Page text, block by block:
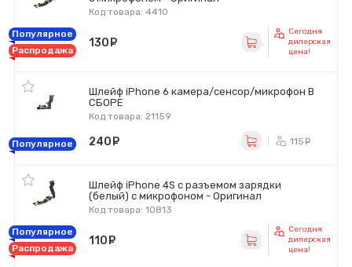
Код товара: 4410
Популярное
Распродажа
130
Сегодня
дилерская
цена!
Шлейф iPhone 6 камера/сенсор/микрофон В
СБОРЕ
Код товара: 21159
Популярное 240 115
Шлейф iPhone 4S с разъемом зарядки
(белый) с микрофоном - Оригинал
Код товара: 10813
Популярное
Распродажа
110
Сегодня
дилерская
цена!